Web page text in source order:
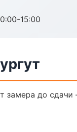
15:00
замера до